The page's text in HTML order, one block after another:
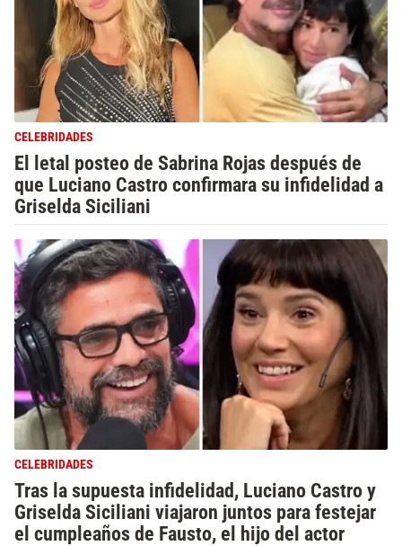
CELEBRIDADES
El letal posteo de Sabrina Rojas después de
que Luciano Castro confirmara su infidelidad a
Griselda Siciliani
CELEBRIDADES
Tras la supuesta infidelidad, Luciano Castro y
Griselda Siciliani viajaron juntos para festejar
el cumpleaños de Fausto, el hijo del actor